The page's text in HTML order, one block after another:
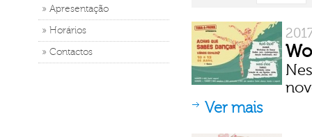
» Apresentação
» Horários
» Contactos
Ver mais